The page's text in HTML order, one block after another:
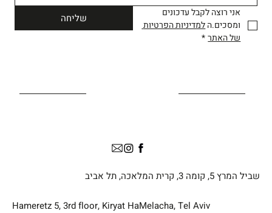
ומסכים.ה
למדיניות הפרטיות
של האתר *
שליחה
Hameretz 5, 3rd floor, Kiryat HaMelacha, Tel Aviv
שביל המרץ 5, קומה 3, קרית המלאכה, תל אביב